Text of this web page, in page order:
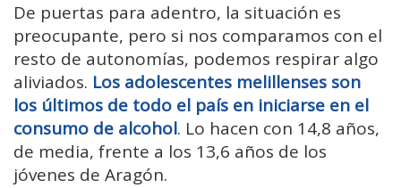
De puertas para adentro, la situación es
preocupante, pero si nos comparamos con el
resto de autonomías, podemos respirar algo
aliviados. Los adolescentes melillenses son
los últimos de todo el país en iniciarse en el
consumo de alcohol. Lo hacen con 14,8 años,
de media, frente a los 13,6 años de los
jóvenes de Aragón.